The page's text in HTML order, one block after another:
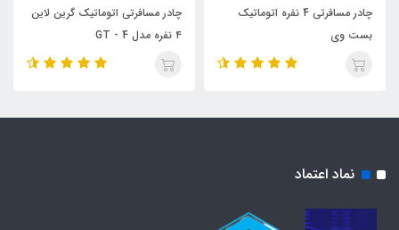
چادر مسافرتی 4 نفره اتوماتیک
بست وی
چادر مسافرتی اتوماتیک گرین لاین
۴ نفره مدل GT - 4
نماد اعتماد